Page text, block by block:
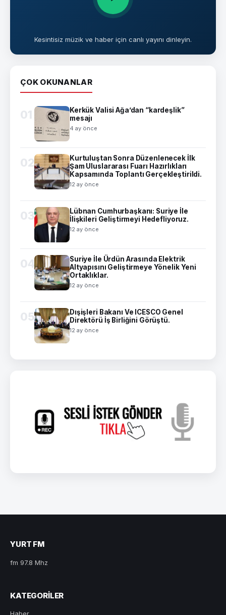
Kesintisiz müzik ve haber için canlı yayını dinleyin.
ÇOK OKUNANLAR
01
Kerkük Valisi Ağa’dan “kardeşlik”
mesajı
4 ay önce
02
Kurtuluştan Sonra Düzenlenecek İlk
Şam Uluslararası Fuarı Hazırlıkları
Kapsamında Toplantı Gerçekleştirildi.
12 ay önce
03
Lübnan Cumhurbaşkanı: Suriye İle
İlişkileri Geliştirmeyi Hedefliyoruz.
12 ay önce
04
Suriye İle Ürdün Arasında Elektrik
Altyapısını Geliştirmeye Yönelik Yeni
Ortaklıklar.
12 ay önce
05
Dışişleri Bakanı Ve ICESCO Genel
Direktörü İş Birliğini Görüştü.
12 ay önce
YURT FM
fm 97.8 Mhz
KATEGORILER
Haber